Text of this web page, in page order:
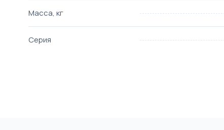
Масса, кг
Серия